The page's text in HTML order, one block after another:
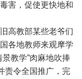
害，促使更快地和
高教部某些老爷们
各地教师来观摩学
教学”肉麻地吹捧
责令全国推广，完